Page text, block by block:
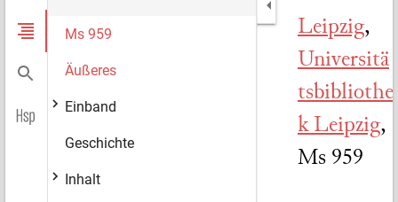
Ms 959
Äußeres
Einband
Geschichte
Inhalt
Leipzig,
Universitä
tsbibliothe
k Leipzig,
Ms 959